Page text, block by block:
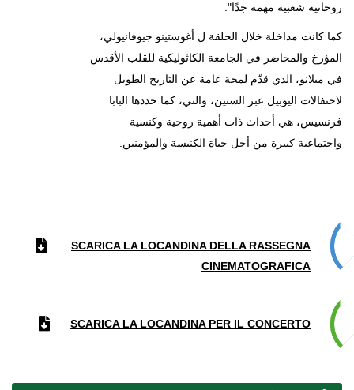
روحانية شعبية مهمة جدًا".
كما كانت مداخلة خلال الحلقة ل أغوستينو جيوفانيولي،
المؤرخ والمحاضر في الجامعة الكاثوليكية للقلب الأقدس
في ميلانو، الذي قدّم لمحة عامة عن التاريخ الطويل
لاحتفالات اليوبيل عبر السنين، والتي، كما حددها البابا
فرنسيس، هي أحداث ذات أهمية روحية وكنسية
واجتماعية كبيرة من أجل حياة الكنيسة والمؤمنين.
SCARICA LA LOCANDINA DELLA RASSEGNA
CINEMATOGRAFICA
SCARICA LA LOCANDINA PER IL CONCERTO